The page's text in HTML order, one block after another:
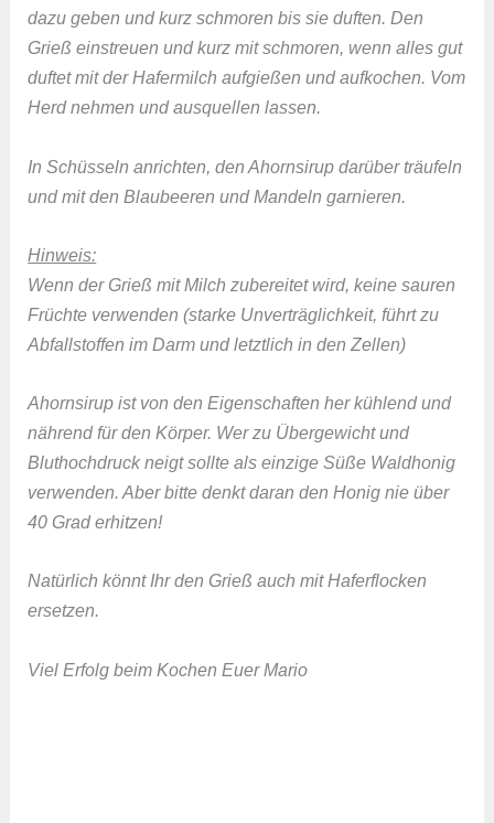
dazu geben und kurz schmoren bis sie duften. Den
Grieß einstreuen und kurz mit schmoren, wenn alles gut
duftet mit der Hafermilch aufgießen und aufkochen. Vom
Herd nehmen und ausquellen lassen.
In Schüsseln anrichten, den Ahornsirup darüber träufeln
und mit den Blaubeeren und Mandeln garnieren.
Hinweis:
Wenn der Grieß mit Milch zubereitet wird, keine sauren
Früchte verwenden (starke Unverträglichkeit, führt zu
Abfallstoffen im Darm und letztlich in den Zellen)
Ahornsirup ist von den Eigenschaften her kühlend und
nährend für den Körper. Wer zu Übergewicht und
Bluthochdruck neigt sollte als einzige Süße Waldhonig
verwenden. Aber bitte denkt daran den Honig nie über
40 Grad erhitzen!
Natürlich könnt Ihr den Grieß auch mit Haferflocken
ersetzen.
Viel Erfolg beim Kochen Euer Mario